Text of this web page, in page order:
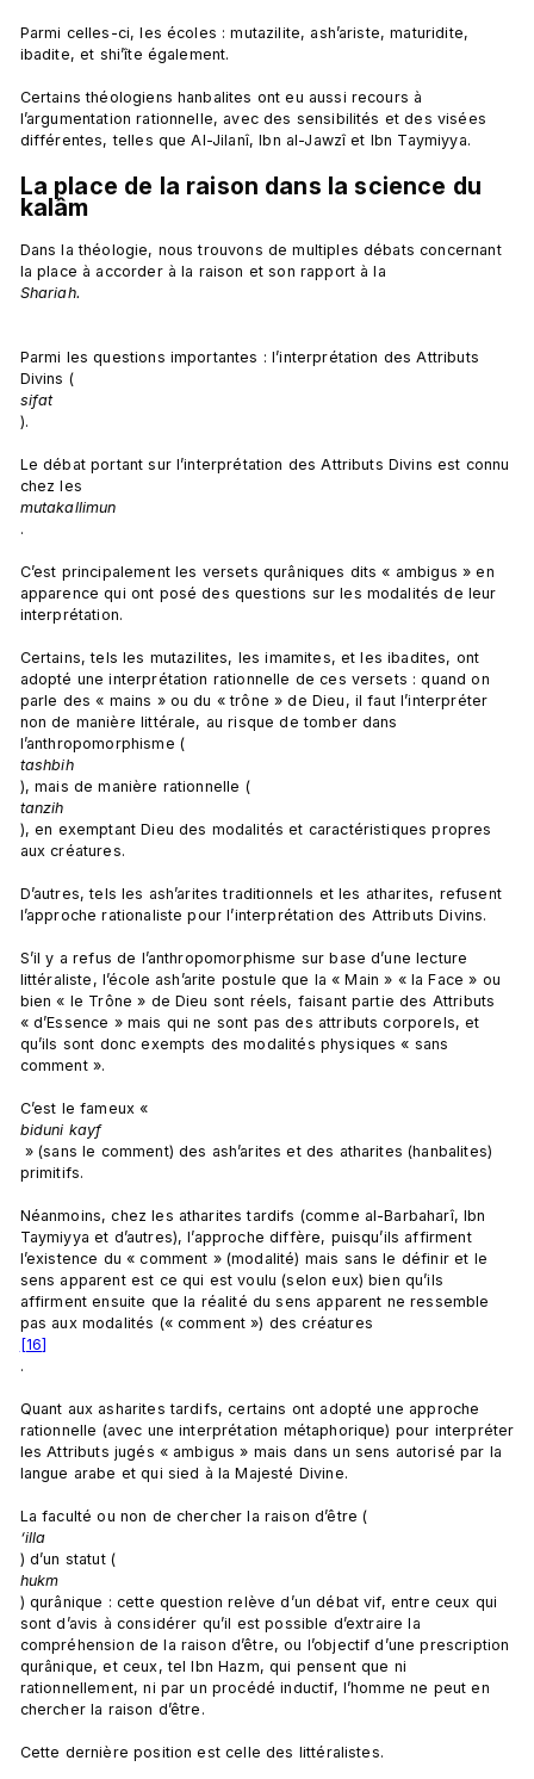
Parmi celles-ci, les écoles : mutazilite, ash’ariste, maturidite,
ibadite, et shi’îte également.
Certains théologiens hanbalites ont eu aussi recours à
l’argumentation rationnelle, avec des sensibilités et des visées
La place de la raison dans la science du
kalâm
Dans la théologie, nous trouvons de multiples débats concernant
la place à accorder à la raison et son rapport à la
Shariah.
Parmi les questions importantes : l’interprétation des Attributs
Divins (
sifat
).
Le débat portant sur l’interprétation des Attributs Divins est connu
chez les
mutakallimun
.
C’est principalement les versets qurâniques dits « ambigus » en
apparence qui ont posé des questions sur les modalités de leur
interprétation.
Certains, tels les mutazilites, les imamites, et les ibadites, ont
adopté une interprétation rationnelle de ces versets : quand on
parle des « mains » ou du « trône » de Dieu, il faut l’interpréter
non de manière littérale, au risque de tomber dans
l’anthropomorphisme (
tashbih
), mais de manière rationnelle (
tanzih
), en exemptant Dieu des modalités et caractéristiques propres
aux créatures.
D’autres, tels les ash’arites traditionnels et les atharites, refusent
l’approche rationaliste pour l’interprétation des Attributs Divins.
S’il y a refus de l’anthropomorphisme sur base d’une lecture
littéraliste, l’école ash’arite postule que la « Main » « la Face » ou
bien « le Trône » de Dieu sont réels, faisant partie des Attributs
« d’Essence » mais qui ne sont pas des attributs corporels, et
qu’ils sont donc exempts des modalités physiques « sans
comment ».
C’est le fameux «
biduni kayf
» (sans le comment) des ash’arites et des atharites (hanbalites)
primitifs.
Néanmoins, chez les atharites tardifs (comme al-Barbaharî, Ibn
Taymiyya et d’autres), l’approche diffère, puisqu’ils affirment
l’existence du « comment » (modalité) mais sans le définir et le
sens apparent est ce qui est voulu (selon eux) bien qu’ils
affirment ensuite que la réalité du sens apparent ne ressemble
pas aux modalités (« comment ») des créatures
[16]
.
Quant aux asharites tardifs, certains ont adopté une approche
rationnelle (avec une interprétation métaphorique) pour interpréter
les Attributs jugés « ambigus » mais dans un sens autorisé par la
langue arabe et qui sied à la Majesté Divine.
La faculté ou non de chercher la raison d’être (
‘illa
) d’un statut (
hukm
) qurânique : cette question relève d’un débat vif, entre ceux qui
sont d’avis à considérer qu’il est possible d’extraire la
compréhension de la raison d’être, ou l’objectif d’une prescription
qurânique, et ceux, tel Ibn Hazm, qui pensent que ni
rationnellement, ni par un procédé inductif, l’homme ne peut en
chercher la raison d’être.